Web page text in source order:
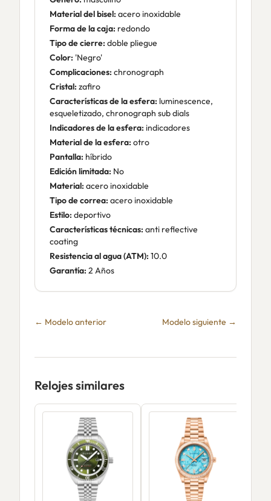
Material del bisel: acero inoxidable
Forma de la caja: redondo
Tipo de cierre: doble pliegue
Color: 'Negro'
Complicaciones: chronograph
Cristal: zafiro
Características de la esfera: luminescence,
esqueletizado, chronograph sub dials
Indicadores de la esfera: indicadores
Material de la esfera: otro
Pantalla: híbrido
Edición limitada: No
Material: acero inoxidable
Tipo de correa: acero inoxidable
Estilo: deportivo
Características técnicas: anti reflective
coating
Resistencia al agua (ATM): 10.0
Garantía: 2 Años
← Modelo anterior Modelo siguiente →
Relojes similares